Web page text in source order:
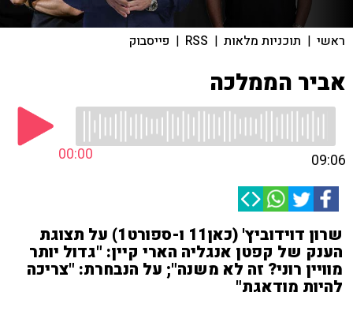
ראשי | תוכניות מלאות |
RSS
| פייסבוק
אביר הממלכה
00:00 09:06
שרון דוידוביץ' (כאן11 ו-ספורט1) על תצוגת
הענק של קפטן אנגליה הארי קיין: "גדול יותר
מוויין רוני? זה לא משנה"; על הנבחרת: "צריכה
להיות מודאגת"